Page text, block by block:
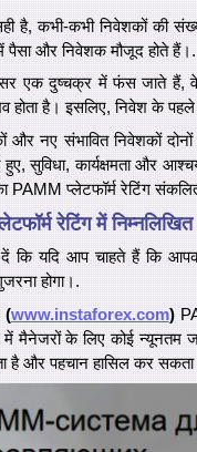
है, कभी-कभी निवेशकों की
पैसा और निवेशक मौजूद होते हैं।.
एक दुष्चक्र में फंस जाते हैं, वे
होता है। इसलिए, निवेश के
और नए संभावित निवेशकों
सुविधा, कार्यक्षमता और
PAMM प्लेटफॉर्म रेटिंग
रेटिंग में
दें कि यदि आप चाहते हैं कि
होगा।.
(www.instaforex.com)
में मैनेजरों के लिए कोई न्यूनतम
है और पहचान हासिल कर सकता